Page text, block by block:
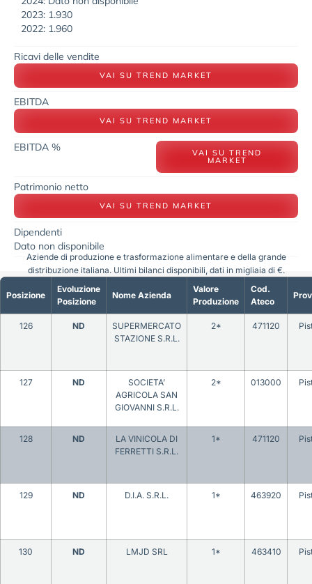
2023: 1.930
2022: 1.960
Ricavi delle vendite
VAI SU TREND MARKET
EBITDA
VAI SU TREND MARKET
EBITDA % VAI SU TREND
MARKET
Patrimonio netto
VAI SU TREND MARKET
Dipendenti
Dato non disponibile
Posizione
Evoluzione
Posizione
Nome Azienda
Valore
Produzione
Cod.
Ateco
126 ND
SUPERMERCATO
STAZIONE S.R.L.
2* 471120
127 ND
SOCIETA’
AGRICOLA SAN
GIOVANNI S.R.L.
2* 013000
128 ND
LA VINICOLA DI
FERRETTI S.R.L.
1* 471120
129 ND D.I.A. S.R.L. 1* 463920
130 ND LMJD SRL 1* 463410
Aziende di produzione e trasformazione alimentare e della grande
distribuzione italiana. Ultimi bilanci disponibili, dati in migliaia di €.